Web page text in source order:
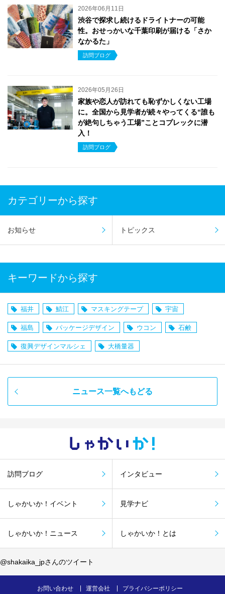
2026年06月11日
渋谷で探求し続けるドライトナーの可能
性。おせっかいな千葉印刷が届ける「さか
なかるた」
訪問ブログ
2026年05月26日
家族や恋人が訪れても恥ずかしくない工場
に。全国から見学者が続々やってくる“誰も
が絶句しちゃう工場”ことコプレックに潜
入！
訪問ブログ
カテゴリーから探す
お知らせ トピックス
キーワードから探す
福井 鯖江 マスキングテープ 宇宙
福島 パッケージデザイン ウコン 石鹸
復興デザインマルシェ 大橋量器
ニュース一覧へもどる
しゃかい か！
訪問ブログ インタビュー
しゃかいか！イベント 見学ナビ
しゃかいか！ニュース しゃかいか！とは
@shakaika_jpさんのツイート
お問い合わせ 運営会社 プライバシーポリシー